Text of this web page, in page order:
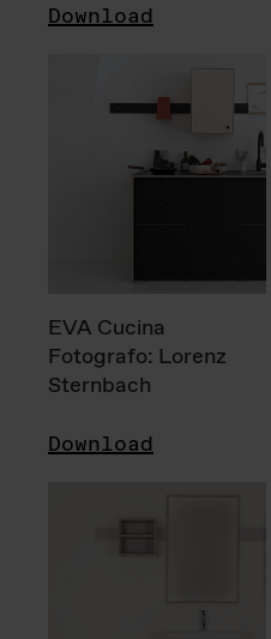
Download
EVA Cucina
Fotografo: Lorenz
Sternbach
Download